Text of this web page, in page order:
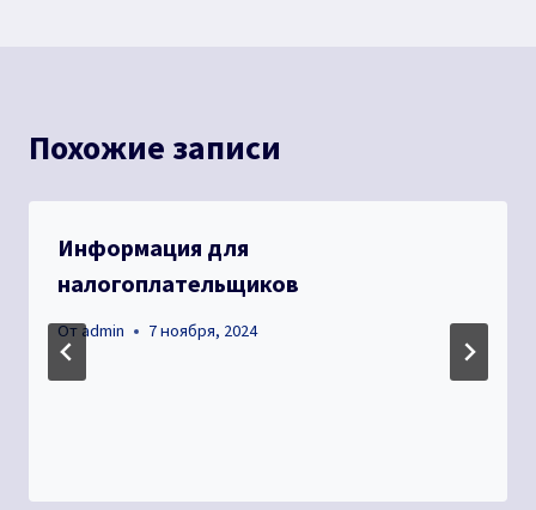
Похожие записи
Информация для
налогоплательщиков
От admin 7 ноября, 2024